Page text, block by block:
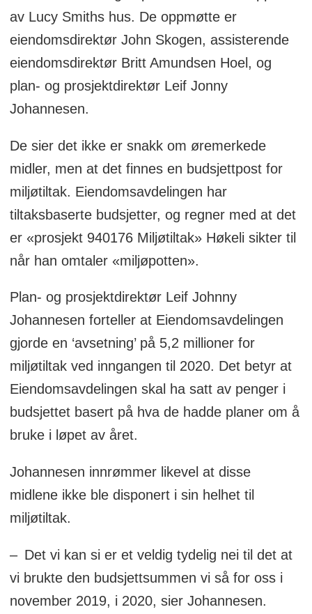
av Lucy Smiths hus. De oppmøtte er
eiendomsdirektør John Skogen, assisterende
eiendomsdirektør Britt Amundsen Hoel, og
plan- og prosjektdirektør Leif Jonny
Johannesen.
De sier det ikke er snakk om øremerkede
midler, men at det finnes en budsjettpost for
miljøtiltak. Eiendomsavdelingen har
tiltaksbaserte budsjetter, og regner med at det
er «prosjekt 940176 Miljøtiltak» Høkeli sikter til
når han omtaler «miljøpotten».
Plan- og prosjektdirektør Leif Johnny
Johannesen forteller at Eiendomsavdelingen
gjorde en ‘avsetning’ på 5,2 millioner for
miljøtiltak ved inngangen til 2020. Det betyr at
Eiendomsavdelingen skal ha satt av penger i
budsjettet basert på hva de hadde planer om å
bruke i løpet av året.
Johannesen innrømmer likevel at disse
midlene ikke ble disponert i sin helhet til
miljøtiltak.
– Det vi kan si er et veldig tydelig nei til det at
vi brukte den budsjettsummen vi så for oss i
november 2019, i 2020, sier Johannesen.